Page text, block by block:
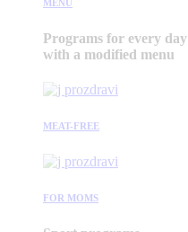
MENU
Programs for every day
with a modified menu
MEAT-FREE
FOR MOMS